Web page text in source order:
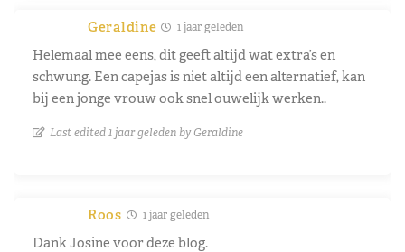
Geraldine 1 jaar geleden
Helemaal mee eens, dit geeft altijd wat extra’s en
schwung. Een capejas is niet altijd een alternatief, kan
bij een jonge vrouw ook snel ouwelijk werken..
Last edited 1 jaar geleden by Geraldine
Roos 1 jaar geleden
Dank Josine voor deze blog.